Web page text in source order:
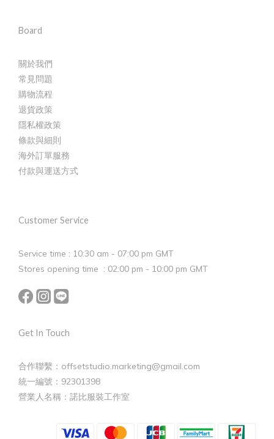
Board
關於我們
常見問題
購物流程
退貨政策
隱私權政策
條款與細則
海外訂單服務
付款與運送方式
Customer Service
Service time : 10:30 am - 07:00 pm GMT
Stores opening time : 02:00 pm - 10:00 pm GMT
Get In Touch
合作聯繫：offsetstudio.marketing@gmail.com
統一編號：92301398
營業人名稱：諾比服裝工作室